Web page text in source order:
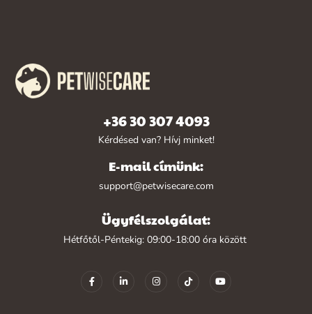
+36 30 307 4093
Kérdésed van? Hívj minket!
E-mail címünk:
support@petwisecare.com
Ügyfélszolgálat:
Hétfőtől-Péntekig: 09:00-18:00 óra között